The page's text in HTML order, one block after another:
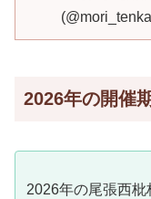
2026年の開催
2026年の尾張西枇